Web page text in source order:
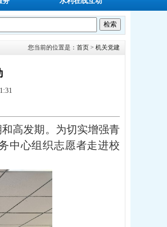
您当前的位置是： 首页 > 机关党建
高发期。为切实增强青
中心组织志愿者走进校